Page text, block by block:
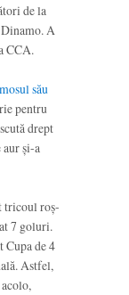
de la
A
CCA.
său
pentru
drept
aur și-a
tricoul roș-
7 goluri.
Cupa de 4
Astfel,